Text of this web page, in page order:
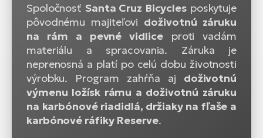
Spoločnosť Santa Cruz Bicycles poskytuje
pôvodnému majiteľovi doživotnú záruku
na rám a pevné vidliceproti vadám
materiálu a spracovania. Záruka je
neprenosná a platí po celú dobu životnosti
výrobku. Program zahŕňa aj doživotnú
výmenu ložísk rámu a doživotnú záruku
na karbónové riadidlá, držiaky na fľaše a
karbónové ráfiky Reserve.